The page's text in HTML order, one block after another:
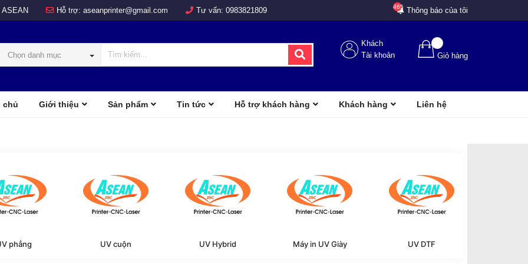
Hỗ trợ: aseanprinter@gmail.com Tư vấn: 0983821809 Thông báo của tôi
465
Chọn danh mục Giỏ hàng
Khách
Tài khoản
chủ Giới thiệu Sản phẩm Tin tức Hỗ trợ khách hàng Khách hàng Liên hệ
phẳng UV cuộn UV Hybrid Máy in UV Giày UV DTF